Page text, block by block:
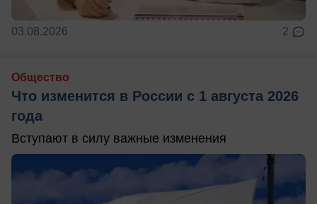
03.08.2026 2
Общество
Что изменится в России с 1 августа 2026
года
Вступают в силу важные изменения